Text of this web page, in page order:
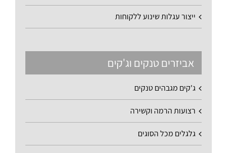
ייצור עגלות שינוע ללקוחות
אביזרים טנקים וג'קים
ג'קים מגבהים טנקים
רצועות הרמה וקשירה
גלגלים מכל הסוגים